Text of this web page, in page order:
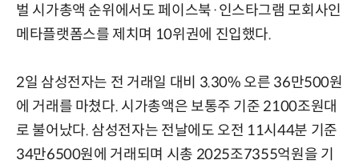
벌 시가총액 순위에서도 페이스북·인스타그램 모회사인
메타플랫폼스를 제치며 10위권에 진입했다.
2일 삼성전자는 전 거래일 대비 3.30% 오른 36만500원
에 거래를 마쳤다. 시가총액은 보통주 기준 2100조원대
로 불어났다. 삼성전자는 전날에도 오전 11시44분 기준
34만6500원에 거래되며 시총 2025조7355억원을 기